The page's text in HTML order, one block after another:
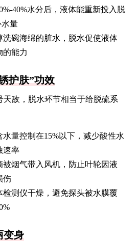
40%水分后，液体能重新投入脱
水量
洗碗海绵的脏水，脱水促使液体
的能力
护肤”功效
天敌，脱水环节相当于给脱硫系
水量控制在15%以下，减少酸性水
速率
被烟气带入风机，防止叶轮因液
伤
检测仪干燥，避免探头被水膜覆
变身